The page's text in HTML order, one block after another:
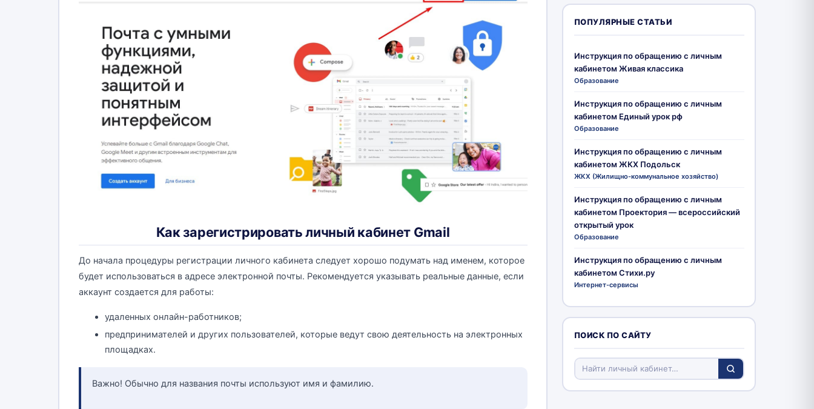
Как зарегистрировать личный кабинет Gmail
До начала процедуры регистрации личного кабинета следует хорошо подумать над именем, которое
будет использоваться в адресе электронной почты. Рекомендуется указывать реальные данные, если
аккаунт создается для работы:
удаленных онлайн-работников;
предпринимателей и других пользователей, которые ведут свою деятельность на электронных
площадках.
Важно! Обычно для названия почты используют имя и фамилию.
ПОПУЛЯРНЫЕ СТАТЬИ
Инструкция по обращению с личным
кабинетом Живая классика
Образование
Инструкция по обращению с личным
кабинетом Единый урок рф
Образование
Инструкция по обращению с личным
кабинетом ЖКХ Подольск
ЖКХ (Жилищно-коммунальное хозяйство)
Инструкция по обращению с личным
кабинетом Проектория — всероссийский
открытый урок
Образование
Инструкция по обращению с личным
кабинетом Стихи.ру
Интернет-сервисы
ПОИСК ПО САЙТУ